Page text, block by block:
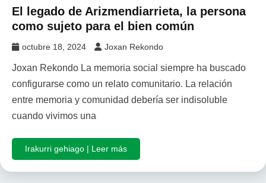
El legado de Arizmendiarrieta, la persona
como sujeto para el bien común
octubre 18, 2024 Joxan Rekondo
Joxan Rekondo La memoria social siempre ha buscado
configurarse como un relato comunitario. La relación
entre memoria y comunidad debería ser indisoluble
cuando vivimos una
Irakurri gehiago | Leer más